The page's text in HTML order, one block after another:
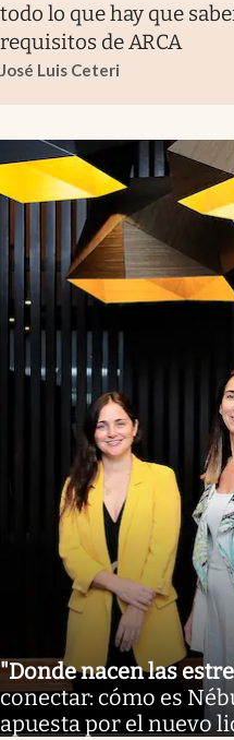
todo lo que hay que
requisitos de ARCA
José Luis Ceteri
"Donde nacen las
conectar: cómo es
apuesta por el nuevo